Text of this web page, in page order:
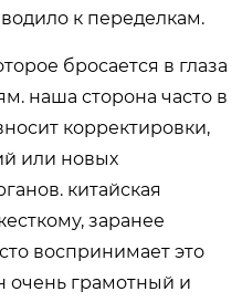
к переделкам.
бросается в глаза
наша сторона часто в
корректировки,
или новых
китайская
заранее
воспринимает это
очень грамотный и